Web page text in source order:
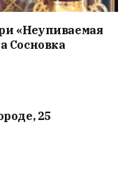
«Неупиваемая
Сосновка
25